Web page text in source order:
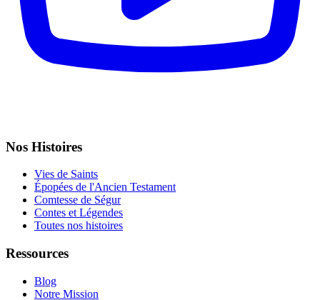
Nos Histoires
Vies de Saints
Épopées de l'Ancien Testament
Comtesse de Ségur
Contes et Légendes
Toutes nos histoires
Ressources
Blog
Notre Mission